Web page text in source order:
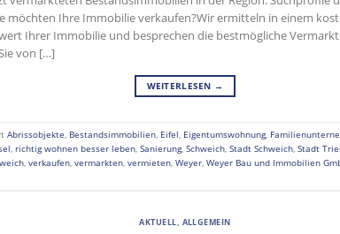
möchten Ihre Immobilie verkaufen?Wir ermitteln in einem
Ihrer Immobilie und besprechen die bestmögliche
von […]
WEITERLESEN →
Abrissobjekte, Bestandsimmobilien, Eifel, Eigentumswohnung,
, richtig wohnen besser leben, Sanierung, Schweich, Stadt Schweich, Stadt
, verkaufen, vermarkten, vermieten, Weyer, Weyer Bau und Immobilien
AKTUELL ALLGEMEIN